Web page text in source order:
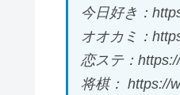
今日好き：
オオカミ：
恋ステ：
将棋： https://